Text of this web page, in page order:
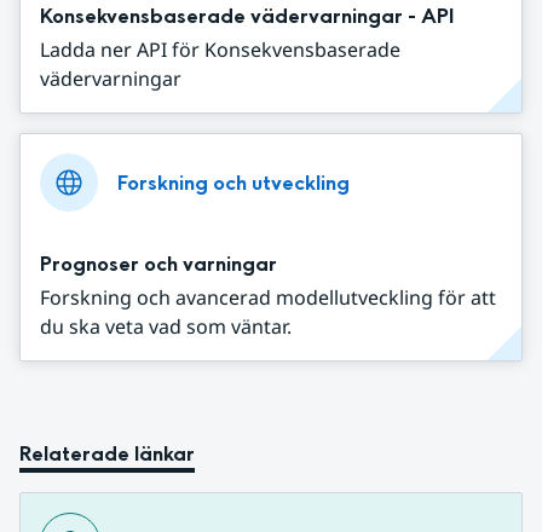
Konsekvensbaserade vädervarningar - API
Ladda ner API för Konsekvensbaserade
vädervarningar
Forskning och utveckling
Prognoser och varningar
Forskning och avancerad modellutveckling för att
du ska veta vad som väntar.
Relaterade länkar